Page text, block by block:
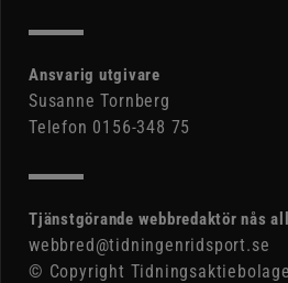
Ansvarig utgivare
Susanne Tornberg
Telefon 0156-348 75
Tjänstgörande webbredaktör nås
webbred@tidningenridsport.se
© Copyright